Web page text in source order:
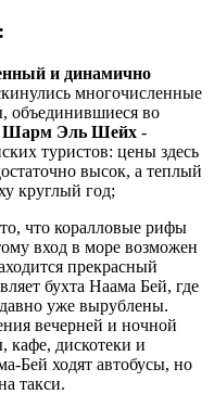
и динамично
многочисленные
объединившиеся во
Шарм Эль Шейх -
туристов: цены здесь
высок, а теплый
круглый год;
что коралловые рифы
вход в море возможен
прекрасный
бухта Наама Бей, где
уже вырублены.
вечерней и ночной
кафе, дискотеки и
Бей ходят автобусы, но
такси.